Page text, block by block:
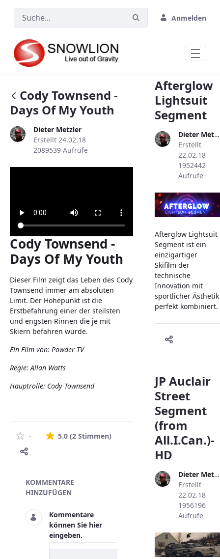
Zum Hauptinhalt springen
Anmelden
Cody Townsend -
Days Of My Youth
Dieter Metzler
Erstellt 24.02.18
2089539 Aufrufe
Cody Townsend -
Days Of My Youth
Dieser Film zeigt das Leben des Cody
Townsend immer am absoluten
Limit. Der Höhepunkt ist die
Erstbefahrung einer der steilsten
und engsten Rinnen die je mit
Skiern befahren wurde.
Ein Film von: Powder TV
Regie: Allan Watts
Hauptrolle: Cody Townsend
- 5.0 (2 Stimmen) Die durchschnittliche
Skivideo
KOMMENTARE
HINZUFÜGEN
Kommentare
können Sie hier
eingeben.
Afterglow
Lightsuit
Segment
Dieter Metzler
Erstellt
22.02.18
1952442
Aufrufe
Afterglow Lightsuit
Segment ist ein
einzigartiger
Skifilm der
technische
Innovation mit
sportlicher Ästhetik
perfekt kombiniert.
JP Auclair
Street
Segment
(from
All.I.Can.)-
HD
Dieter Metzler
Erstellt
22.02.18
1956196
Aufrufe